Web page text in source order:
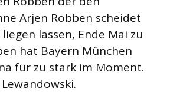
Arjen Robben scheidet
lassen, Ende Mai zu
hat Bayern München
für zu stark im Moment.